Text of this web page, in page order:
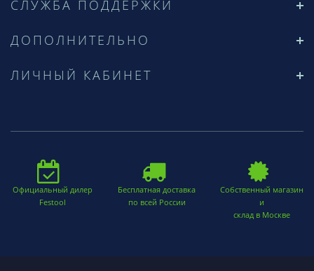
СЛУЖБА ПОДДЕРЖКИ
ДОПОЛНИТЕЛЬНО
ЛИЧНЫЙ КАБИНЕТ
Официальный дилер
Festool
Бесплатная доставка
по всей России
Собственный магазин
и
склад в Москве